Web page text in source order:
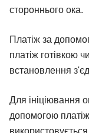
стороннього ока.
Платіж за
платіж готівкою
встановлення
Для ініціювання
допомогою